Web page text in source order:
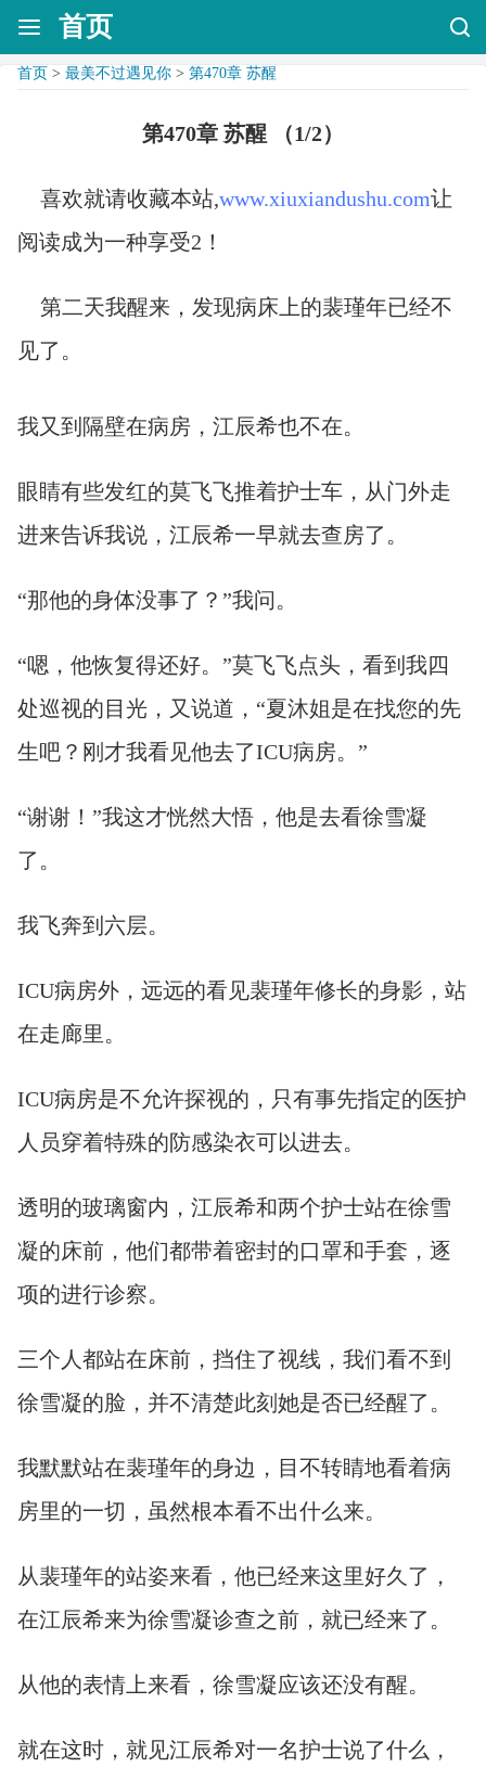
首页
首页 > 最美不过遇见你 > 第470章 苏醒
第470章 苏醒 （1/2）
喜欢就请收藏本站,www.xiuxiandushu.com让
阅读成为一种享受2！
第二天我醒来，发现病床上的裴瑾年已经不
见了。
我又到隔壁在病房，江辰希也不在。
眼睛有些发红的莫飞飞推着护士车，从门外走
进来告诉我说，江辰希一早就去查房了。
“那他的身体没事了？”我问。
“嗯，他恢复得还好。”莫飞飞点头，看到我四
处巡视的目光，又说道，“夏沐姐是在找您的先
生吧？刚才我看见他去了ICU病房。”
“谢谢！”我这才恍然大悟，他是去看徐雪凝
了。
我飞奔到六层。
ICU病房外，远远的看见裴瑾年修长的身影，站
在走廊里。
ICU病房是不允许探视的，只有事先指定的医护
人员穿着特殊的防感染衣可以进去。
透明的玻璃窗内，江辰希和两个护士站在徐雪
凝的床前，他们都带着密封的口罩和手套，逐
项的进行诊察。
三个人都站在床前，挡住了视线，我们看不到
徐雪凝的脸，并不清楚此刻她是否已经醒了。
我默默站在裴瑾年的身边，目不转睛地看着病
房里的一切，虽然根本看不出什么来。
从裴瑾年的站姿来看，他已经来这里好久了，
在江辰希来为徐雪凝诊查之前，就已经来了。
从他的表情上来看，徐雪凝应该还没有醒。
就在这时，就见江辰希对一名护士说了什么，